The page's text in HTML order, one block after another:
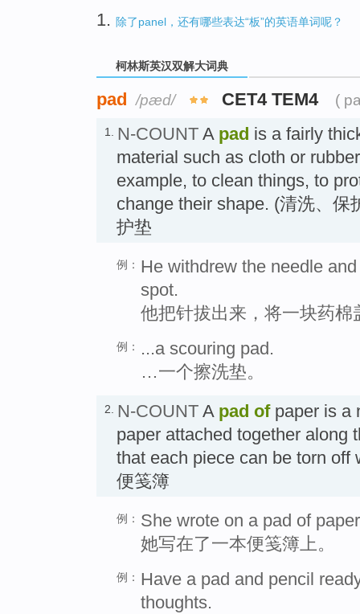
1. 除了panel，还有哪些表达“板”的英语单词呢？
柯林斯英汉双解大词典
pad /pæd/ CET4 TEM4 (
1. N-COUNT A pad is a fairly
material such as cloth or
example, to clean things, to
change their shape. (清洗、保
护垫
例： He withdrew the needle
spot.
他把针拔出来，将一块药棉
例：
...a scouring pad.
…一个擦洗垫。
2. N-COUNT A pad ofpaper is a
paper attached together along
that each piece can be torn off
便笺簿
例： She wrote on a pad of
她写在了一本便笺簿上。
例： Have a pad and pencil
thoughts.